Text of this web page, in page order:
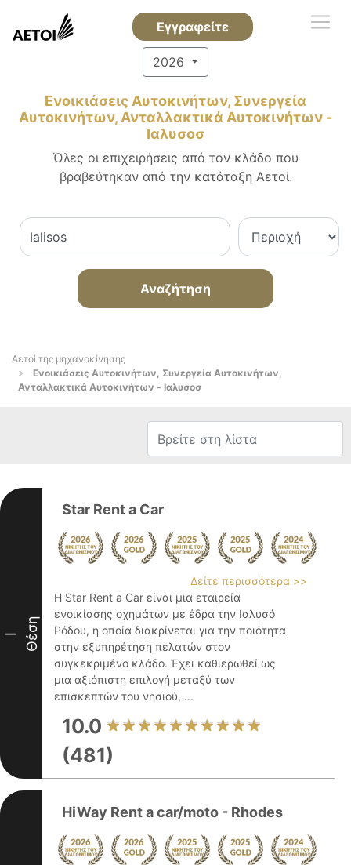
Εγγραφείτε
2026
Ενοικιάσεις Αυτοκινήτων, Συνεργεία
Αυτοκινήτων, Ανταλλακτικά Αυτοκινήτων -
Ιαλυσοσ
Όλες οι επιχειρήσεις από τον κλάδο που
βραβεύτηκαν από την κατάταξη Αετοί.
Αναζήτηση
Αετοί της μηχανοκίνησης
Ενοικιάσεις Αυτοκινήτων, Συνεργεία Αυτοκινήτων,
Ανταλλακτικά Αυτοκινήτων - Ιαλυσοσ
I Θέση
Star Rent a Car
Δείτε περισσότερα >>
Η Star Rent a Car είναι μια εταιρεία
ενοικίασης οχημάτων με έδρα την Ιαλυσό
Ρόδου, η οποία διακρίνεται για την ποιότητα
στην εξυπηρέτηση πελατών στον
συγκεκριμένο κλάδο. Έχει καθιερωθεί ως
μια αξιόπιστη επιλογή μεταξύ των
επισκεπτών του νησιού, ...
10.0
(481)
HiWay Rent a car/moto - Rhodes